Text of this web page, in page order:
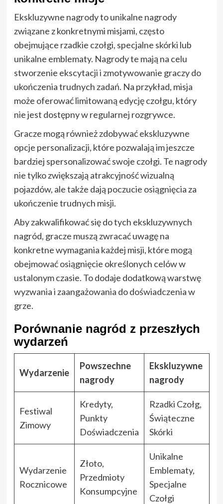
Ekskluzywne nagrody to unikalne nagrody
związane z konkretnymi misjami, często
obejmujące rzadkie czołgi, specjalne skórki lub
unikalne emblematy. Nagrody te mają na celu
stworzenie ekscytacji i zmotywowanie graczy do
ukończenia trudnych zadań. Na przykład, misja
może oferować limitowaną edycję czołgu, który
nie jest dostępny w regularnej rozgrywce.
Gracze mogą również zdobywać ekskluzywne
opcje personalizacji, które pozwalają im jeszcze
bardziej spersonalizować swoje czołgi. Te nagrody
nie tylko zwiększają atrakcyjność wizualną
pojazdów, ale także dają poczucie osiągnięcia za
ukończenie trudnych misji.
Aby zakwalifikować się do tych ekskluzywnych
nagród, gracze muszą zwracać uwagę na
konkretne wymagania każdej misji, które mogą
obejmować osiągnięcie określonych celów w
ustalonym czasie. To dodaje dodatkową warstwę
wyzwania i zaangażowania do doświadczenia w
grze.
Porównanie nagród z przeszłych
wydarzeń
Wydarzenie
Powszechne
nagrody
Ekskluzywne
nagrody
Festiwal
Zimowy
Kredyty,
Punkty
Doświadczenia
Rzadki Czołg,
Świąteczne
Skórki
Wydarzenie
Rocznicowe
Złoto,
Przedmioty
Konsumpcyjne
Unikalne
Emblematy,
Specjalne
Czołgi